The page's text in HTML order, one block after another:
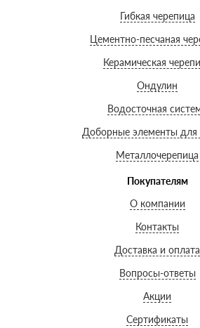
Гибкая черепица
Цементно-песчаная
Керамическая
Ондулин
Водосточная
Доборные элементы для
Металлочерепица
Покупателям
О компании
Контакты
Доставка и оплата
Вопросы-ответы
Акции
Сертификаты